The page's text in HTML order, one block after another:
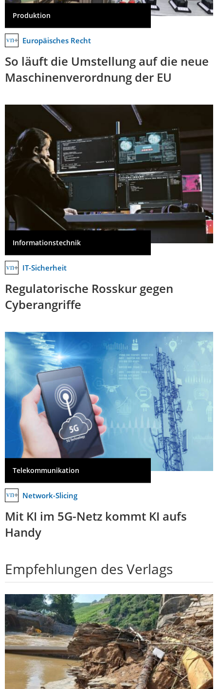
Produktion
Europäisches Recht
So läuft die Umstellung auf die neue
Maschinenverordnung der EU
Informationstechnik
IT-Sicherheit
Regulatorische Rosskur gegen
Cyberangriffe
Telekommunikation
Network-Slicing
Mit KI im 5G-Netz kommt KI aufs
Handy
Empfehlungen des Verlags